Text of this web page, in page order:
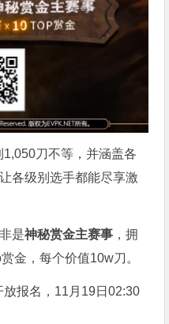
刀不等，并涵盖各
各级别选手都能尽享激
是神秘赏金主赛事 ，拥
金，每个价值10w刀。
报名，11月19日02:30